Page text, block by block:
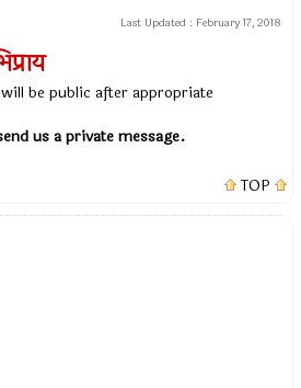
Last Updated : February 17, 2018
be public after appropriate
us a private message.
TOP